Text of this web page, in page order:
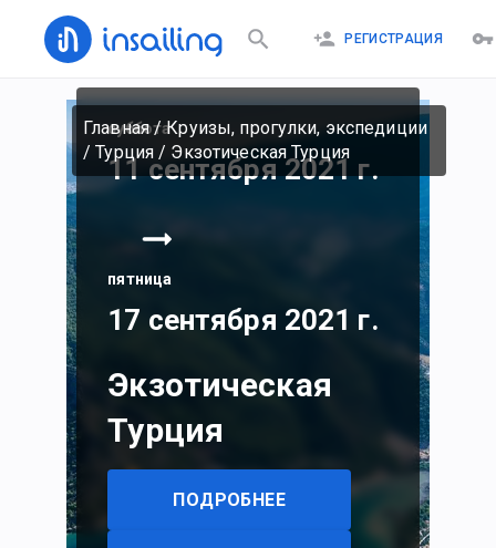
РЕГИСТРАЦИЯ
Главная/Круизы, прогулки, экспедиции
/Турция / Экзотическая Турция
суббота
11 сентября 2021 г.
пятница
17 сентября 2021 г.
Экзотическая
Турция
ПОДРОБНЕЕ